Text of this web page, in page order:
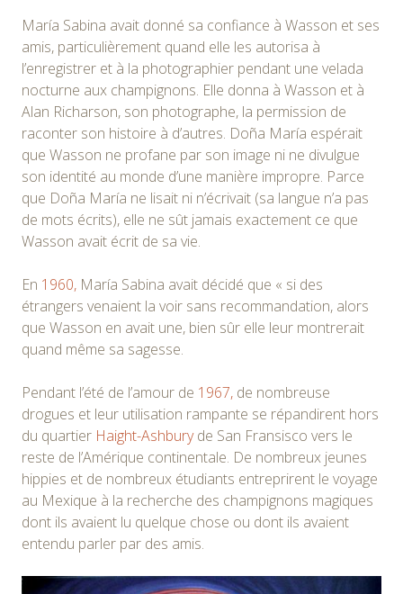
María Sabina avait donné sa confiance à Wasson et ses
amis, particulièrement quand elle les autorisa à
l’enregistrer et à la photographier pendant une velada
nocturne aux champignons. Elle donna à Wasson et à
Alan Richarson, son photographe, la permission de
raconter son histoire à d’autres. Doña María espérait
que Wasson ne profane par son image ni ne divulgue
son identité au monde d’une manière impropre. Parce
que Doña María ne lisait ni n’écrivait (sa langue n’a pas
de mots écrits), elle ne sût jamais exactement ce que
Wasson avait écrit de sa vie.
En 1960, María Sabina avait décidé que « si des
étrangers venaient la voir sans recommandation, alors
que Wasson en avait une, bien sûr elle leur montrerait
quand même sa sagesse.
Pendant l’été de l’amour de 1967, de nombreuse
drogues et leur utilisation rampante se répandirent hors
du quartier Haight-Ashburyde San Fransisco vers le
reste de l’Amérique continentale. De nombreux jeunes
hippies et de nombreux étudiants entreprirent le voyage
au Mexique à la recherche des champignons magiques
dont ils avaient lu quelque chose ou dont ils avaient
entendu parler par des amis.